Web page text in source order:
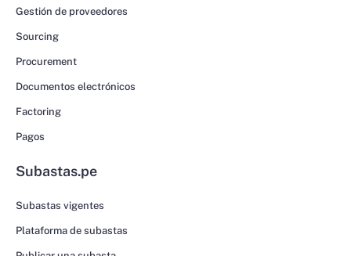
Gestión de proveedores
Sourcing
Procurement
Documentos electrónicos
Factoring
Pagos
Subastas.pe
Subastas vigentes
Plataforma de subastas